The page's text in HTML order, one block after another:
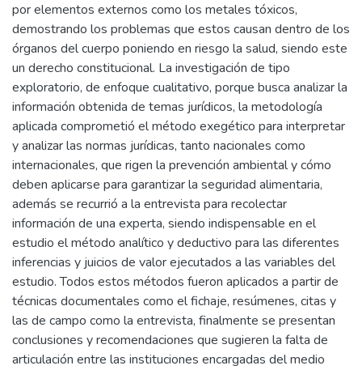
por elementos externos como los metales tóxicos,
demostrando los problemas que estos causan dentro de los
órganos del cuerpo poniendo en riesgo la salud, siendo este
un derecho constitucional. La investigación de tipo
exploratorio, de enfoque cualitativo, porque busca analizar la
información obtenida de temas jurídicos, la metodología
aplicada comprometió el método exegético para interpretar
y analizar las normas jurídicas, tanto nacionales como
internacionales, que rigen la prevención ambiental y cómo
deben aplicarse para garantizar la seguridad alimentaria,
además se recurrió a la entrevista para recolectar
información de una experta, siendo indispensable en el
estudio el método analítico y deductivo para las diferentes
inferencias y juicios de valor ejecutados a las variables del
estudio. Todos estos métodos fueron aplicados a partir de
técnicas documentales como el fichaje, resúmenes, citas y
las de campo como la entrevista, finalmente se presentan
conclusiones y recomendaciones que sugieren la falta de
articulación entre las instituciones encargadas del medio